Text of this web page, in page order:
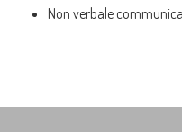
Non verbale